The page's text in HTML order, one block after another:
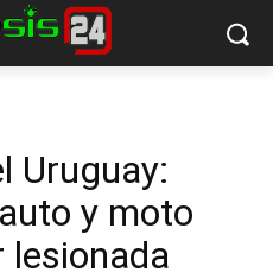
Uruguay:
y moto
lesionada